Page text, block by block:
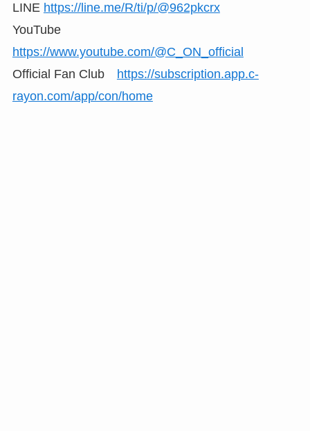
LINE https://line.me/R/ti/p/@962pkcrx
YouTube
https://www.youtube.com/@C_ON_official
Official Fan Club
https://subscription.app.c-
rayon.com/app/con/home